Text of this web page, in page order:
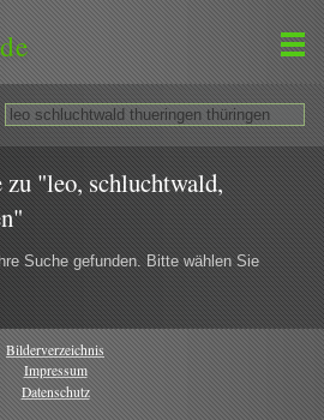
zu "leo, schluchtwald,
Suche gefunden. Bitte wählen Sie
Bilderverzeichnis
Impressum
Datenschutz